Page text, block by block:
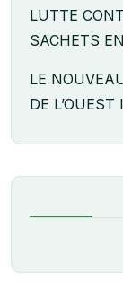
LUTTE
SACHETS
LE
DE